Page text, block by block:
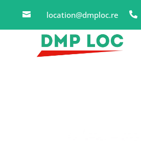
 location@dmploc.re 